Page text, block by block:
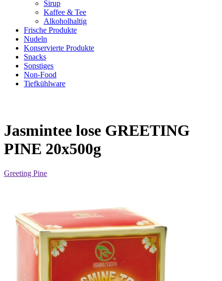
Sirup
Kaffee & Tee
Alkoholhaltig
Frische Produkte
Nudeln
Konservierte Produkte
Snacks
Sonstiges
Non-Food
Tiefkühlware
Jasmintee lose GREETING
PINE 20x500g
Greeting Pine